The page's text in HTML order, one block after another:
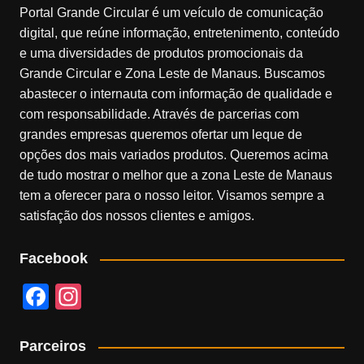
Portal Grande Circular é um veículo de comunicação
digital, que reúne informação, entretenimento, conteúdo
e uma diversidades de produtos promocionais da
Grande Circular e Zona Leste de Manaus. Buscamos
abastecer o internauta com informação de qualidade e
com responsabilidade. Através de parcerias com
grandes empresas queremos ofertar um leque de
opções dos mais variados produtos. Queremos acima
de tudo mostrar o melhor que a zona Leste de Manaus
tem a oferecer para o nosso leitor. Visamos sempre a
satisfação dos nossos clientes e amigos.
Facebook
F
c
a
Parceiros